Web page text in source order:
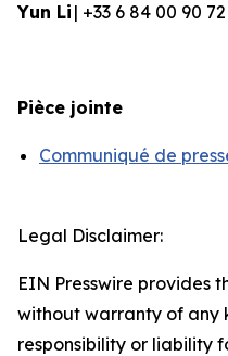
Yun Li | +33 6 84 00 90 72
Pièce jointe
Communiqué de
Legal Disclaimer:
EIN Presswire provides
without warranty of any
responsibility or liability